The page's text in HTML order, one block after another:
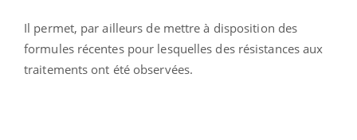
Il permet, par ailleurs de mettre à disposition des
formules récentes pour lesquelles des résistances aux
traitements ont été observées.